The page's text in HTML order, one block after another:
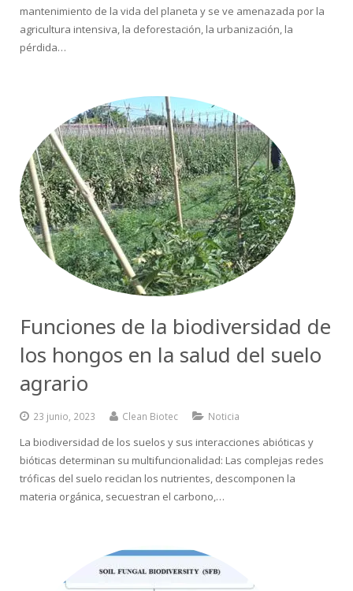
mantenimiento de la vida del planeta y se ve amenazada por la
agricultura intensiva, la deforestación, la urbanización, la
pérdida…
Funciones de la biodiversidad de
los hongos en la salud del suelo
agrario
23 junio, 2023 Clean Biotec Noticia
La biodiversidad de los suelos y sus interacciones abióticas y
bióticas determinan su multifuncionalidad: Las complejas redes
tróficas del suelo reciclan los nutrientes, descomponen la
materia orgánica, secuestran el carbono,…